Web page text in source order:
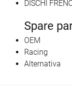
DISCHI
Spare
OEM
Racing
Alternativa